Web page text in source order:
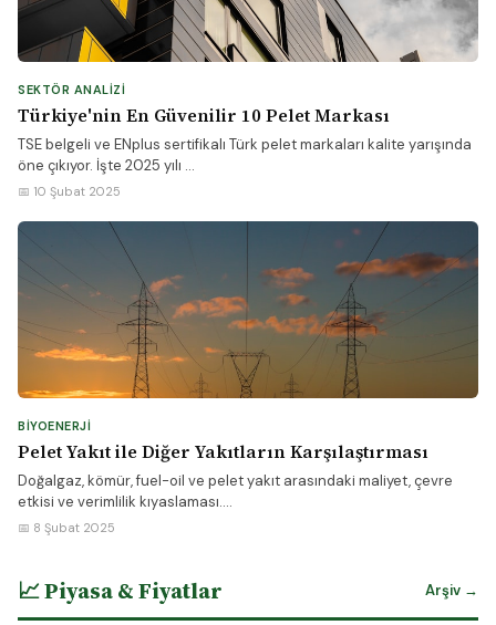
SEKTÖR ANALIZI
Türkiye'nin En Güvenilir 10 Pelet Markası
TSE belgeli ve ENplus sertifikalı Türk pelet markaları kalite yarışında
öne çıkıyor. İşte 2025 yılı ...
📅 10 Şubat 2025
BIYOENERJI
Pelet Yakıt ile Diğer Yakıtların Karşılaştırması
Doğalgaz, kömür, fuel-oil ve pelet yakıt arasındaki maliyet, çevre
etkisi ve verimlilik kıyaslaması....
📅 8 Şubat 2025
📈 Piyasa & Fiyatlar Arşiv →